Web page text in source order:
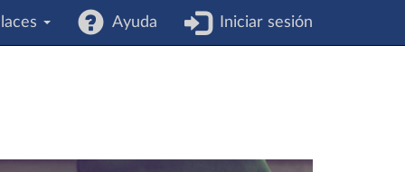
Ayuda Iniciar sesión